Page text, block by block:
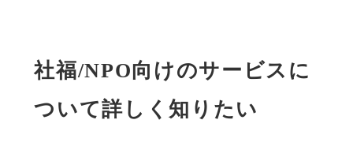
社福/NPO向けのサービスに
ついて詳しく知りたい